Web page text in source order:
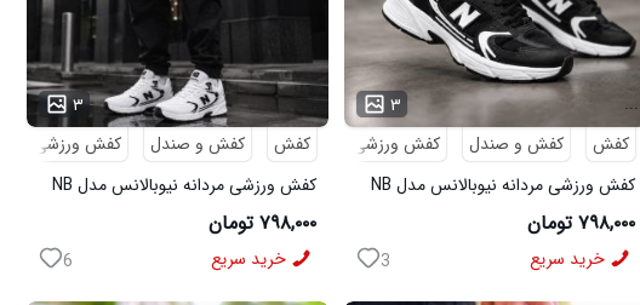
۳
...
کفش
کفش و صندل
کفش ورزشی
کفش ورزشی مردانه نیوبالانس مدل NB
مشکی
۷۹۸,۰۰۰ تومان
خرید سریع 3
۳
...
کفش
کفش و صندل
کفش ورزشی
کفش ورزشی مردانه نیوبالانس مدل NB
سفید
۷۹۸,۰۰۰ تومان
خرید سریع 6